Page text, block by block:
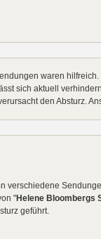
waren
sich aktuell
den Absturz.
verschiedene
"Helene Bloombergs
geführt.